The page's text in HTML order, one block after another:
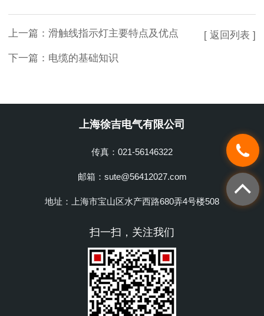
上一篇： 滑触线指示灯主要特点及优点
下一篇： 电缆的基础知识
[ 返回列表 ]
上海徐吉电气有限公司
传真：021-56146322
邮箱：sute@56412027.com
地址：上海市宝山区水产西路680弄4号楼508
扫一扫，关注我们